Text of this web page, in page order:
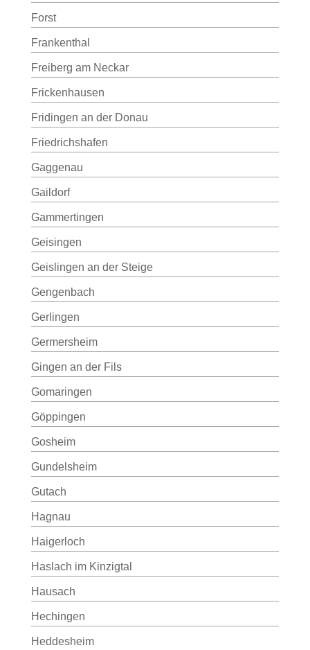
Forst
Frankenthal
Freiberg am Neckar
Frickenhausen
Fridingen an der Donau
Friedrichshafen
Gaggenau
Gaildorf
Gammertingen
Geisingen
Geislingen an der Steige
Gengenbach
Gerlingen
Germersheim
Gingen an der Fils
Gomaringen
Göppingen
Gosheim
Gundelsheim
Gutach
Hagnau
Haigerloch
Haslach im Kinzigtal
Hausach
Hechingen
Heddesheim